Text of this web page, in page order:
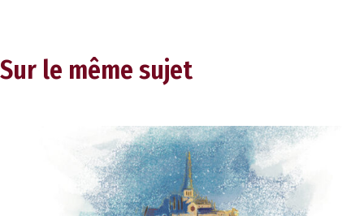
Sur le même sujet